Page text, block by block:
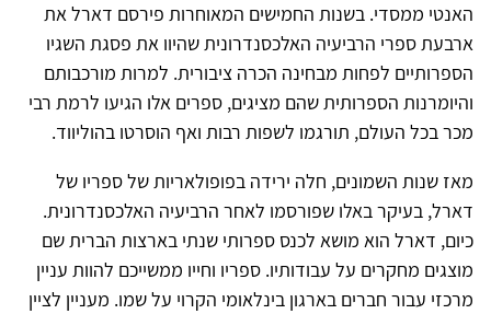
האנטי ממסדי. בשנות החמישים המאוחרות פירסם דארל את
ארבעת ספרי הרביעיה האלכסנדרונית שהיוו את פסגת השגיו
הספרותיים לפחות מבחינה הכרה ציבורית. למרות מורכבותם
והיומרנות הספרותית שהם מציגים, ספרים אלו הגיעו לרמת רבי
מכר בכל העולם, תורגמו לשפות רבות ואף הוסרטו בהוליווד.
מאז שנות השמונים, חלה ירידה בפופולאריות של ספריו של
דארל, בעיקר באלו שפורסמו לאחר הרביעיה האלכסנדרונית.
כיום, דארל הוא מושא לכנס ספרותי שנתי בארצות הברית שם
מוצגים מחקרים על עבודותיו. ספריו וחייו ממשייכם להוות עניין
מרכזי עבור חברים בארגון בינלאומי הקרוי על שמו. מעניין לציין